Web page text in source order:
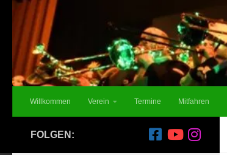
Willkommen Verein Termine Mitfahren
FOLGEN: